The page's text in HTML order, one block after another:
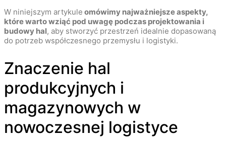
W niniejszym artykule omówimy najważniejsze aspekty,
które warto wziąć pod uwagę podczas projektowania i
budowy hal, aby stworzyć przestrzeń idealnie dopasowaną
do potrzeb współczesnego przemysłu i logistyki.
Znaczenie hal
produkcyjnych i
magazynowych w
nowoczesnej logistyce